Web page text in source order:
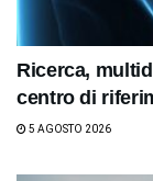
Ricerca,
centro di
5 AGOSTO 2026